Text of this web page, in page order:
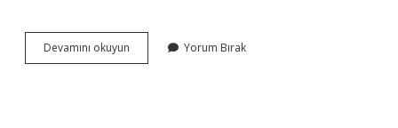
Devamını okuyun
Şarj
Yorum Bırak